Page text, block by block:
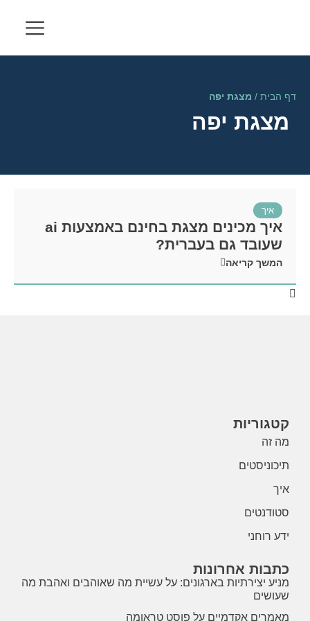
דף הבית / מצגת יפה
מצגת יפה
איך
איך מכינים מצגת בחינם באמצעות ai
שעובד גם בעברית?
המשך קריאה
קטגוריות
מה זה
תיכוניסטים
איך
סטודנטים
ידע רוחני
כתבות אחרונות
מניע יצירתיות בארגונים: על עשיית מה שאוהבים ואהבת מה
שעושים
מאמרים אקדמיים על פוסט טראומה